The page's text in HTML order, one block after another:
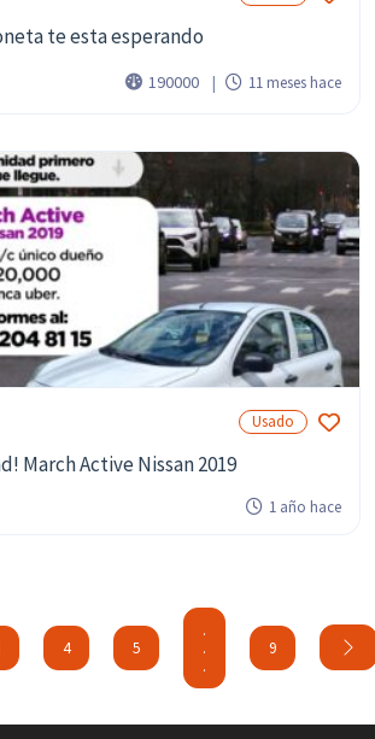
te esta esperando
190000 11 meses hace
Usado
March Active Nissan 2019
1 año hace
4 5
.
.
.
9